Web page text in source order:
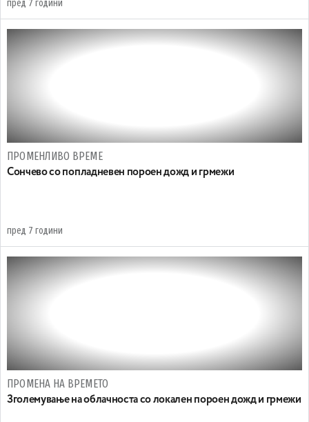
пред 7 години
ПРОМЕНЛИВО ВРЕМЕ
Сончево со попладневен пороен дожд и грмежи
пред 7 години
ПРОМЕНА НА ВРЕМЕТО
Зголемување на облачноста со локален пороен дожд и грмежи